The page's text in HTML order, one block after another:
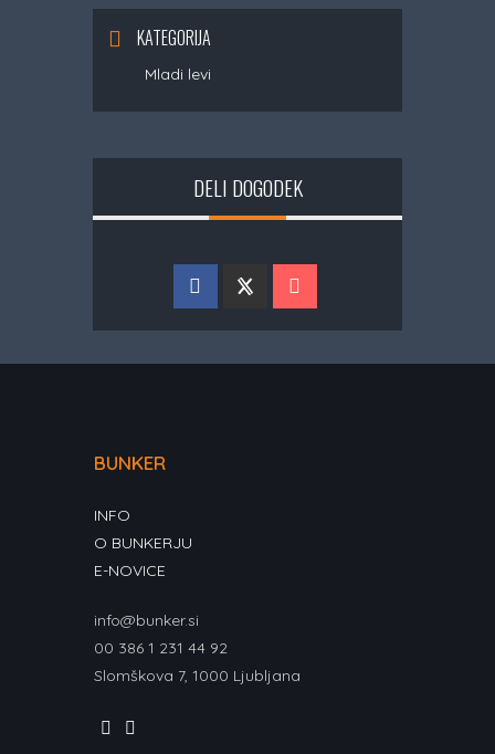
KATEGORIJA
Mladi levi
DELI DOGODEK
BUNKER
INFO
O BUNKERJU
E-NOVICE
info@bunker.si
00 386 1 231 44 92
Slomškova 7, 1000 Ljubljana